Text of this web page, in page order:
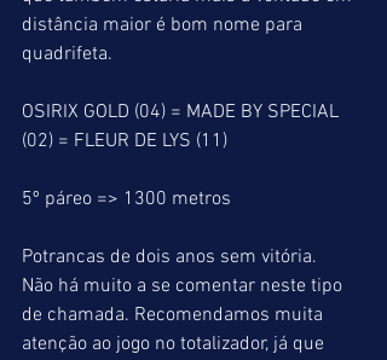
distância maior é bom nome para
quadrifeta.
OSIRIX GOLD (04) = MADE BY SPECIAL
(02) = FLEUR DE LYS (11)
5º páreo => 1300 metros
Potrancas de dois anos sem vitória.
Não há muito a se comentar neste tipo
de chamada. Recomendamos muita
atenção ao jogo no totalizador, já que